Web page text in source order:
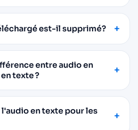
est-il supprimé?
entre audio en
texte ?
en texte pour les